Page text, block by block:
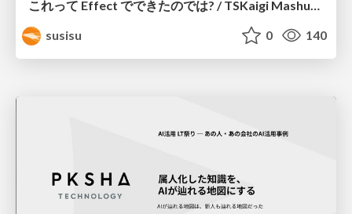
これって Effect でできたのでは? / TSKaigi Mashup Kansai #2
susisu
0 140